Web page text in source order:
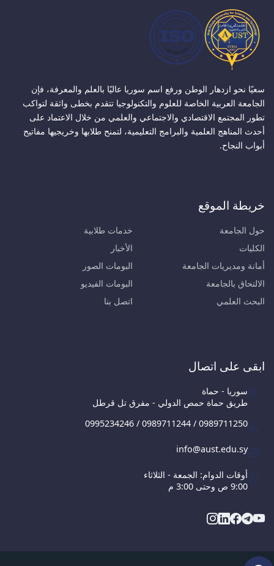
سعيًا نحو ازدهار الوطن ورفع اسم سوريا عاليًا بالعلم والمعرفة، فإن
الجامعة العربية الخاصة للعلوم والتكنولوجيا تتقدم بخطى واثقة لتواكب
تطور المجتمع الاقتصادي والاجتماعي والعلمي من خلال الاعتماد على
أحدث المناهج العلمية والبرامج التعليمية، لتمنح طلابها وخريجيها مفاتيح
أبواب النجاح.
خريطة الموقع
حول الجامعة
الكليات
أمانة ومديريات الجامعة
الالتحاق بالجامعة
البحث العلمي
خدمات طلابية
الأخبار
البومات الصور
البومات الفيديو
اتصل بنا
ابقى على اتصال
سوريا - حماة
طريق حماة حمص الدولي - مفرق تل قرطل
0995234246 / 0989711244 / 0989711250
info@aust.edu.sy
أوقات الدوام: الجمعة - الثلاثاء
9:00 ص وحتى 3:00 م